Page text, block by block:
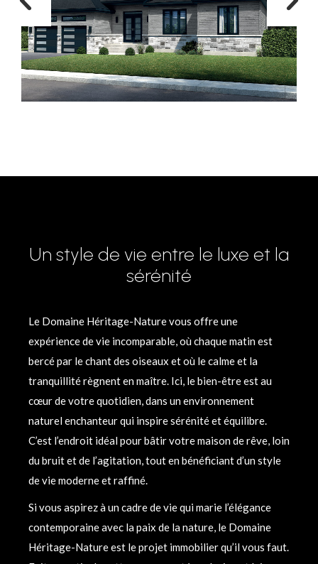
Un style de vie entre le luxe et la
sérénité
Le Domaine Héritage-Nature vous offre une
expérience de vie incomparable, où chaque matin est
bercé par le chant des oiseaux et où le calme et la
tranquillité règnent en maître. Ici, le bien-être est au
cœur de votre quotidien, dans un environnement
naturel enchanteur qui inspire sérénité et équilibre.
C’est l’endroit idéal pour bâtir votre maison de rêve, loin
du bruit et de l’agitation, tout en bénéficiant d’un style
de vie moderne et raffiné.
Si vous aspirez à un cadre de vie qui marie l’élégance
contemporaine avec la paix de la nature, le Domaine
Héritage-Nature est le projet immobilier qu’il vous faut.